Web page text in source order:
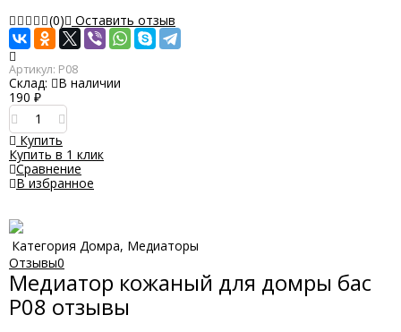
(0) Оставить отзыв
Артикул: P08
Склад:
В наличии
190 ₽
Купить
Купить в 1 клик
Сравнение
В избранное
Категория Домра, Медиаторы
Отзывы0
Медиатор кожаный для домры бас
P08 отзывы